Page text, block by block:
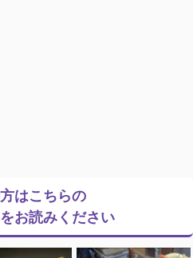
はこちらの
お読みください